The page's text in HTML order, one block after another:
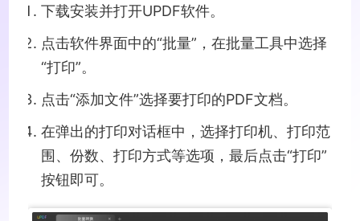
下载安装并打开UPDF软件。
点击软件界面中的“批量”，在批量工具中选择
“打印”。
点击“添加文件”选择要打印的PDF文档。
在弹出的打印对话框中，选择打印机、打印范
围、份数、打印方式等选项，最后点击“打印”
按钮即可。